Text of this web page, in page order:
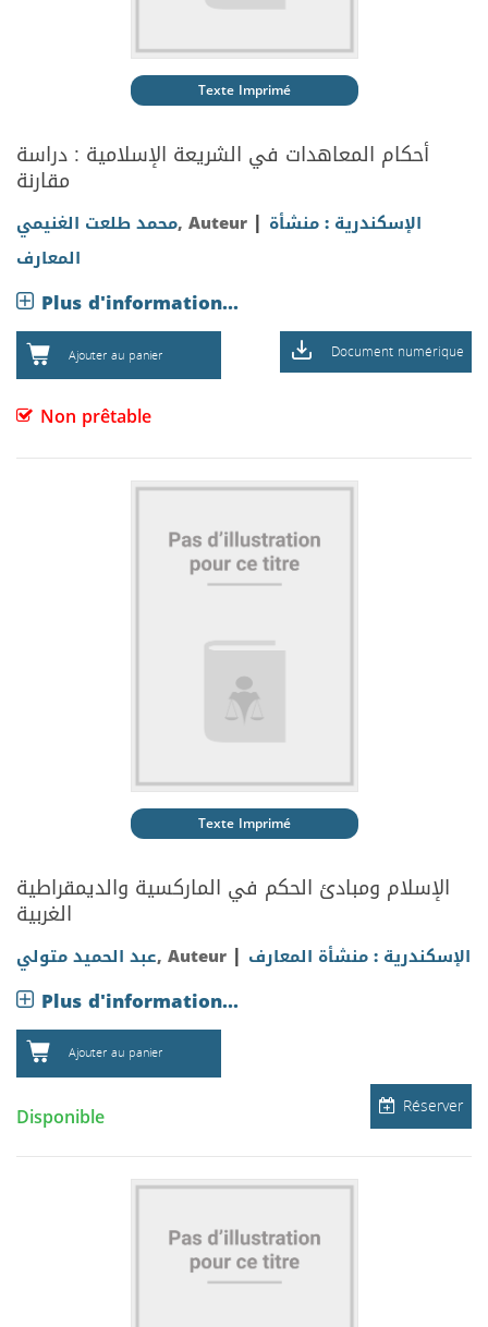
Texte Imprimé
أحكام المعاهدات في الشريعة الإسلامية : دراسة
مقارنة
محمد طلعت الغنيمي, Auteur | الإسكندرية : منشأة
المعارف
Plus d'information...
Ajouter au panier Document numérique
Non prêtable
Texte Imprimé
الإسلام ومبادئ الحكم في الماركسية والديمقراطية
الغربية
عبد الحميد متولي, Auteur | الإسكندرية : منشأة المعارف
Plus d'information...
Ajouter au panier
Réserver
Disponible